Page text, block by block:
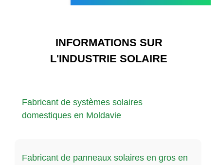
INFORMATIONS SUR
L'INDUSTRIE SOLAIRE
Fabricant de systèmes solaires
domestiques en Moldavie
Fabricant de panneaux solaires en gros en